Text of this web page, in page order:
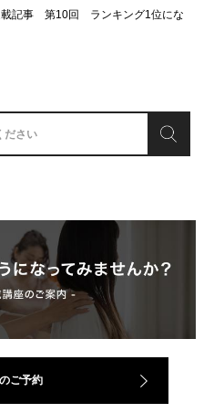
記事 第10回 ランキング1位にな
ご予約